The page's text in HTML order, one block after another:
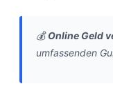
💰Online Geld
umfassenden